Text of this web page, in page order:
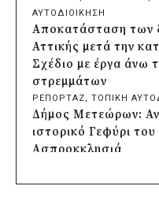
Δήμος Μετεώρων:
ιστορικό Γεφύρι
Ασπροκκλησιά
πριν από 19 ώρες
Χαλαζοπτώσεις στη
Παρεμβάσεις για
προστασία της
πριν από 19 ώρες
Συνάντηση
ΑΥΤΟΔΙΟΙΚΗΣΗ
Αποκατάσταση των
Αττικής μετά την
Σχέδιο με έργα άνω
στρεμμάτων
ΡΕΠΟΡΤΑΖ, ΤΟΠΙΚΗ
Δήμος Μετεώρων:
ιστορικό Γεφύρι
Ασπροκκλησιά
Συνάντηση